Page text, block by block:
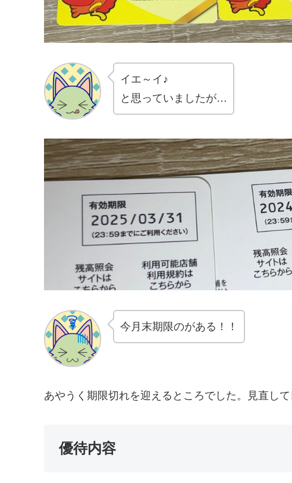
イエ～イ♪
と思っていましたが…
今月末期限のがある！！
あやうく期限切れを迎えるところでした。見直して
優待内容